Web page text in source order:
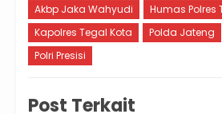
Akbp Jaka Wahyudi
Humas Polres
Kapolres Tegal Kota
Polda Jateng
Polri Presisi
Post Terkait